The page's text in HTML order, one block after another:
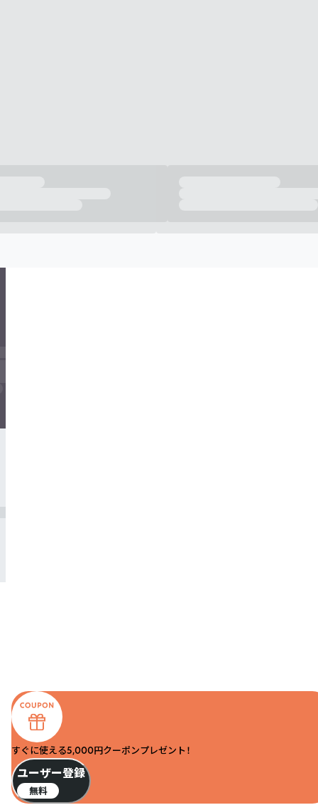
すぐに使える5,000円クーポンプレゼント！
ユーザー登録
無料